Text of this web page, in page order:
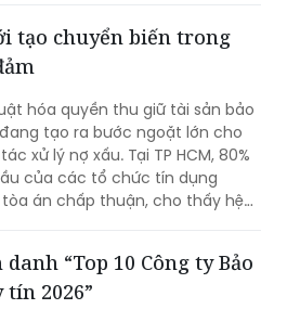
mục giải thưởng được vinh
100 triệu đồng gửi trao cho Quỹ
lan tỏa giá trị thịnh vượng
cho cộng đồng.
tạo chuyển biến trong
hóa quyền thu giữ tài sản bảo
tạo ra bước ngoặt lớn cho
xử lý nợ xấu. Tại TP HCM, 80%
của các tổ chức tín dụng
án chấp thuận, cho thấy hệ
“Top 10 Công ty Bảo
2026”